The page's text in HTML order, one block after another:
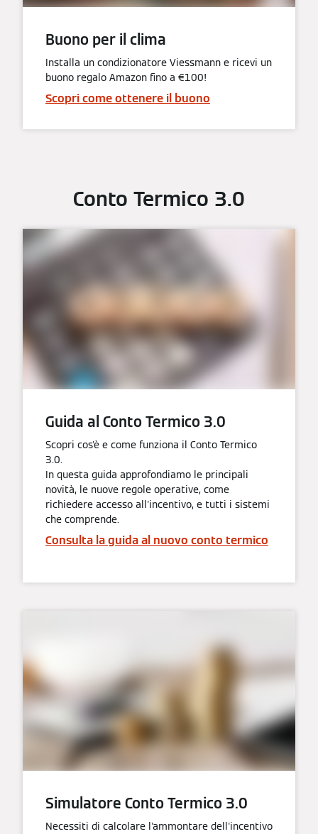
Buono per il clima
Installa un condizionatore Viessmann e ricevi un
buono regalo Amazon fino a €100!
Scopri come ottenere il buono
Conto Termico 3.0
Guida al Conto Termico 3.0
Scopri cos'è e come funziona il Conto Termico
3.0.
In questa guida approfondiamo le principali
novità, le nuove regole operative, come
richiedere accesso all'incentivo, e tutti i sistemi
che comprende.
Consulta la guida al nuovo conto termico
Simulatore Conto Termico 3.0
Necessiti di calcolare l'ammontare dell'incentivo